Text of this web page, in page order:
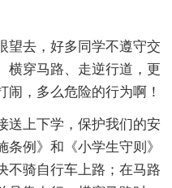
望去，好多同学不遵守交
横穿马路、走逆行道，更
，多么危险的行为啊！
送上下学，保护我们的安
例》和《小学生守则》
不骑自行车上路；在马路